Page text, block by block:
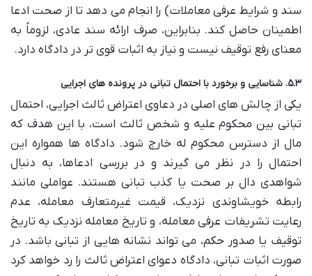
سند و شرایط عرفی معاملات) را انجام می دهد تا از صحت ادعا
اطمینان حاصل کند. بنابراین، صرف ارائه سند عادی، لزوماً به
معنای رفع توقیف نیست و نیاز به اثبات قوی تر در دادگاه دارد.
۵.۳. شناسایی و برخورد با احتمال تبانی در پرونده های اجرایی
یکی از چالش های اصلی در دعاوی اعتراض ثالث اجرایی، احتمال
تبانی بین محکوم علیه و شخص ثالث است، با این هدف که
مال از دسترس محکوم له خارج شود. دادگاه ها همواره این
احتمال را در نظر می گیرند و در بررسی ادعاها، به دنبال
شواهدی دال بر صحت یا کذب تبانی هستند. عواملی مانند
رابطه خویشاوندی نزدیک، قیمت غیرمتعارف معامله، عدم
رعایت تشریفات عرفی معامله، و تاریخ معامله نزدیک به تاریخ
توقیف یا صدور حکم، می تواند نشانه هایی از تبانی باشد. در
صورت اثبات تبانی، دادگاه دعوای اعتراض ثالث را رد خواهد کرد